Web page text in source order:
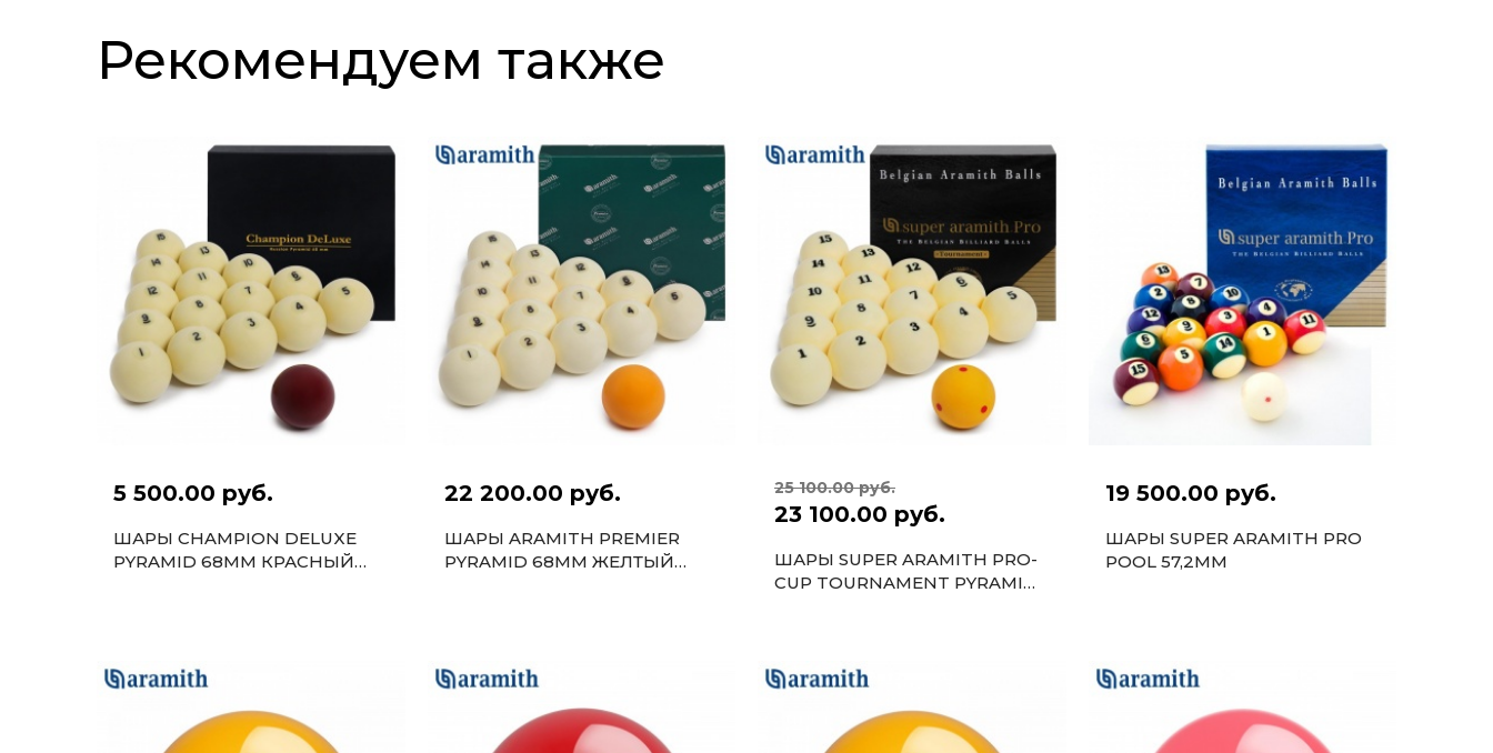
Рекомендуем также
5 500.00 руб.
ШАРЫ CHAMPION DELUXE
PYRAMID 68ММ КРАСНЫЙ
22 200.00 руб.
ШАРЫ ARAMITH PREMIER
PYRAMID 68ММ ЖЕЛТЫЙ
25 100.00 руб.
23 100.00 руб.
ШАРЫ SUPER ARAMITH PRO-
CUP TOURNAMENT PYRAMID
19 500.00 руб.
ШАРЫ SUPER ARAMITH PRO
POOL 57,2ММ